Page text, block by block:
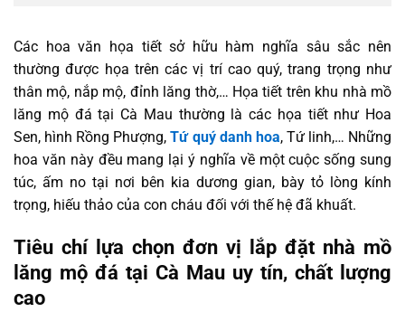
Các hoa văn họa tiết sở hữu hàm nghĩa sâu sắc nên
thường được họa trên các vị trí cao quý, trang trọng như
thân mộ, nắp mộ, đỉnh lăng thờ,… Họa tiết trên khu nhà mồ
lăng mộ đá tại Cà Mau thường là các họa tiết như Hoa
Sen, hình Rồng Phượng,Tứ quý danh hoa, Tứ linh,… Những
hoa văn này đều mang lại ý nghĩa về một cuộc sống sung
túc, ấm no tại nơi bên kia dương gian, bày tỏ lòng kính
trọng, hiếu thảo của con cháu đối với thế hệ đã khuất.
Tiêu chí lựa chọn đơn vị lắp đặt nhà mồ
lăng mộ đá tại Cà Mau uy tín, chất lượng
cao